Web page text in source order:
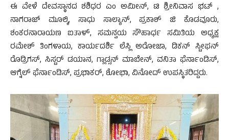
ಈ ವೇಳೆ ದೇವಸ್ಥಾನದ ಶಶಿಧರ ಎಂ ಅಮೀನ್, ಟಿ ಶ್ರೀನಿವಾಸ ಭಟ್ ,
ನಾಗರಾಜ್ ಮೂಲ್ಕಿ, ಸಾಧು ಸಾಲ್ಯಾನ್, ಪ್ರಕಾಶ್ ಜಿ ಕೊಡವೂರು,
ಶಂಕರನಾರಾಯಣ ಐತಾಳ್, ಸಮನ್ವಯ ಸೌಹಾರ್ಧ ಸಮಿತಿಯ ಅಧ್ಯಕ್ಷ
ರಮೇಶ್ ತಿಂಗಳಾಯ, ಕಾರ್ಯದರ್ಶಿ ಲೆಸ್ಲಿ ಅರೋಜಾ, ಡಿಕನ್ ಸ್ಟೀಫನ್
ರೊಡ್ರಿಗಸ್, ಸಿಸ್ಟರ್ ಡಯಾನ, ಗ್ಲಾಡ್ಸನ್ ಮಾಬೇನ್, ವನಿತಾ ಫೆರ್ನಾಂಡಿಸ್,
ಆಗ್ನೆಲ್ ಫೆರ್ನಾಂಡಿಸ್, ಪ್ರಭಾಕರ್, ಶೋಭಾ, ವಿನೋದ್ ಉಪಸ್ಥಿತರಿದ್ದರು.